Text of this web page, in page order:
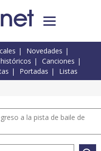
Novedades
Canciones
Portadas Listas
a la pista de baile de